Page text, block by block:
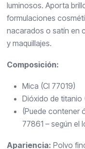
luminosos. Aporta
formulaciones
nacarados o satín en
y maquillajes.
Composición:
Mica (CI 77019)
Dióxido de titanio
(Puede contener
77861 – según el
Apariencia: Polvo